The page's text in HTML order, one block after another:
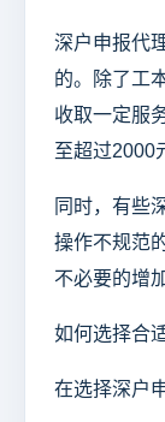
深户申报代
的。除了工
收取一定服
至超过2000
同时，有些
操作不规范
不必要的增加
如何选择合
在选择深户